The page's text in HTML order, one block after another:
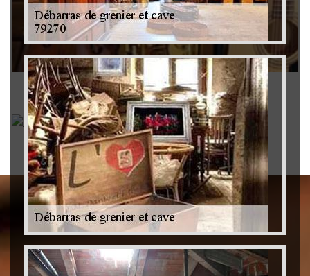
Rachat instrument de musique 79
Achat antiquité 79